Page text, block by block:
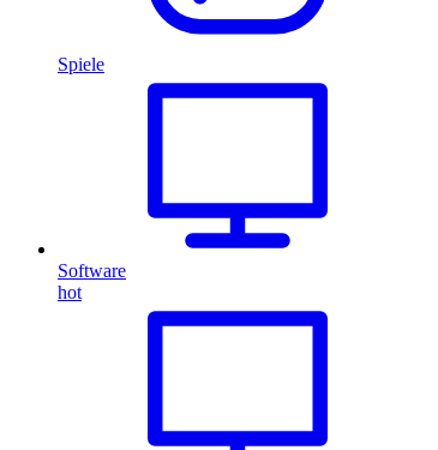
Spiele
Software
hot